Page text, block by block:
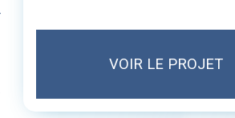
VOIR LE PROJET